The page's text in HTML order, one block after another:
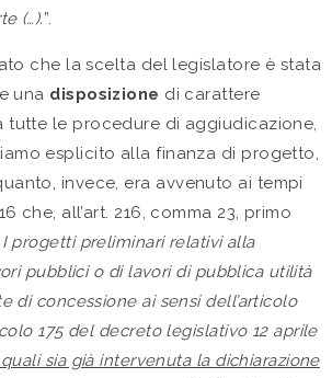
(…).”.
che la scelta del legislatore è stata
una disposizione di carattere
tutte le procedure di aggiudicazione,
esplicito alla finanza di progetto,
invece, era avvenuto ai tempi
che, all’art. 216, comma 23, primo
I progetti preliminari relativi alla
pubblici o di lavori di pubblica utilità
di concessione ai sensi dell’articolo
175 del decreto legislativo 12 aprile
sia già intervenuta la dichiarazione